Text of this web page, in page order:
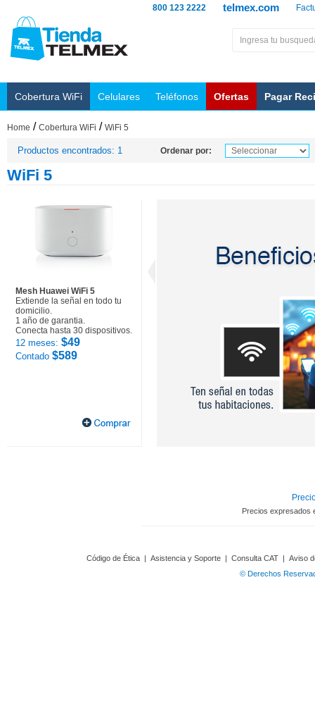
telmex.com
800 123 2222
Cobertura WiFi Celulares Teléfonos Ofertas Pagar
Home / Cobertura WiFi / WiFi 5
Productos encontrados: 1 Ordenar por:
WiFi 5
Mesh Huawei WiFi 5
Extiende la señal en todo tu
domicilio.
1 año de garantia.
Conecta hasta 30 dispositivos.
12 meses: $49
Contado $589
Precios expresados
Código de Ética | Asistencia y Soporte | Consulta CAT | Aviso
© Derechos